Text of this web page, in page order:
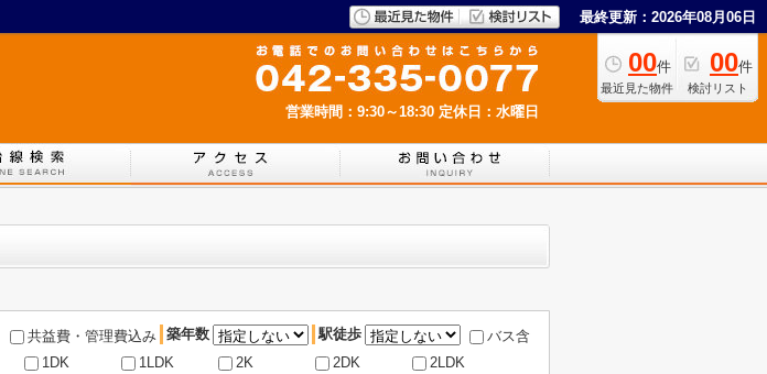
最終更新：2026年08月06日
00件
最近見た物件
00件
検討リスト
営業時間：9:30～18:30 定休日：水曜日
共益費・管理費込み 築年数 駅徒歩
バス含
1DK 1LDK 2K 2DK
2LDK